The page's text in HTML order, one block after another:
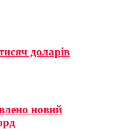
доларів
новий